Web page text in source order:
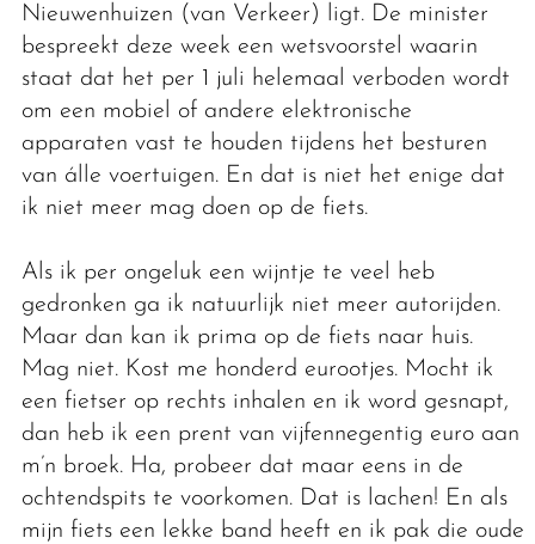
Nieuwenhuizen (van Verkeer) ligt. De minister
bespreekt deze week een wetsvoorstel waarin
staat dat het per 1 juli helemaal verboden wordt
om een mobiel of andere elektronische
apparaten vast te houden tijdens het besturen
van álle voertuigen. En dat is niet het enige dat
ik niet meer mag doen op de fiets.
Als ik per ongeluk een wijntje te veel heb
gedronken ga ik natuurlijk niet meer autorijden.
Maar dan kan ik prima op de fiets naar huis.
Mag niet. Kost me honderd eurootjes. Mocht ik
een fietser op rechts inhalen en ik word gesnapt,
dan heb ik een prent van vijfennegentig euro aan
m’n broek. Ha, probeer dat maar eens in de
ochtendspits te voorkomen. Dat is lachen! En als
mijn fiets een lekke band heeft en ik pak die oude